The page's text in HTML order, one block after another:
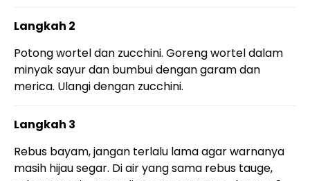
Langkah 2
Potong wortel dan zucchini. Goreng wortel dalam
minyak sayur dan bumbui dengan garam dan
merica. Ulangi dengan zucchini.
Langkah 3
Rebus bayam, jangan terlalu lama agar warnanya
masih hijau segar. Di air yang sama rebus tauge,